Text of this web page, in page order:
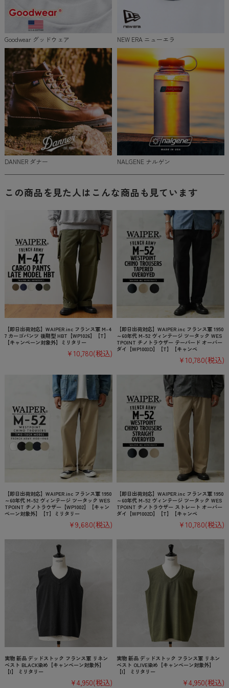
Goodwear グッドウェア NEW ERA ニューエラ
DANNER ダナー NALGENE ナルゲン
この商品を見た人はこんな商品も見ています
【即日出荷対応】WAIPER.inc フランス軍 M-4
7 カーゴパンツ 後期型 HBT【WP1026】【T】
【キャンペーン対象外】ミリタリー
¥10,780(税込)
【即日出荷対応】WAIPER.inc フランス軍 1950
～60年代 M-52 ヴィンテージ ツータック WES
TPOINT チノトラウザー テーパード オーバー
ダイ【WP1003D】【T】【キャンペ
¥10,780(税込)
【即日出荷対応】WAIPER.inc フランス軍 1950
～60年代 M-52 ヴィンテージ ツータック WES
TPOINT チノトラウザー【WP1002】【キャン
ペーン対象外】【T】ミリタリー
¥9,680(税込)
【即日出荷対応】WAIPER.inc フランス軍 1950
～60年代 M-52 ヴィンテージ ツータック WES
TPOINT チノトラウザー ストレート オーバー
ダイ【WP1002D】【T】【キャンペ
¥10,780(税込)
実物 新品 デッドストック フランス軍 リネン
ベスト BLACK染め【キャンペーン対象外】
【I】 ミリタリー
¥4,950(税込)
実物 新品 デッドストック フランス軍 リネン
ベスト OLIVE染め【キャンペーン対象外】
【I】 ミリタリー
¥4,950(税込)